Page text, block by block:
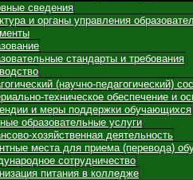
сведения
и органы управления
стандарты и требования
(научно-педагогический)
техническое обеспечение и
и меры поддержки обучающихся
образовательные услуги
хозяйственная деятельность
места для приема (перевода)
сотрудничество
питания в колледже